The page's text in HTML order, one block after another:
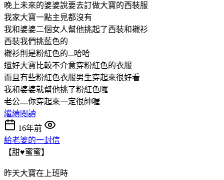
晚上未來的婆婆說要去訂做大寶的西裝服
我家大寶一點主見都沒有
我和婆婆二個女人幫他挑起了西裝和襯衫
西裝我們挑藍色的
襯衫則是粉紅色的...哈哈
還好大寶比較不介意穿粉紅色的衣服
而且有些粉紅色衣服男生穿起來很好看
我和婆婆就幫他挑了粉紅色囉
老公....你穿起來一定很帥喔
繼續閱讀
16年前
給老婆的一封信
【甜♥蜜蜜】
昨天大寶在上班時